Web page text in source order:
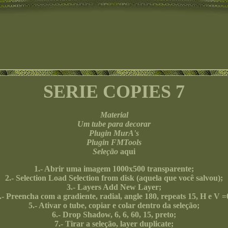
SERIE COPIES 7
Material
Um tube para decorar
Plugin MurA's
Plugin FMTools
Seleção aqui
1.- Abrir uma imagem 1000x500 transparente;
2.- Selection Load Selection from disk (aquela que você salvou);
3.- Layers Add New Layer;
Preencha com a gradiente, radial, angle 180, repeats 15, H e V
5.- Ativar o tube, copiar e colar dentro da seleção;
6.- Drop Shadow, 6, 6, 60, 15, preto;
7.- Tirar a seleção, layer duplicate;